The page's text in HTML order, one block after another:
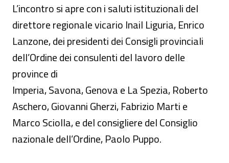
L’incontro si apre con i saluti istituzionali del
direttore regionale vicario Inail Liguria, Enrico
Lanzone, dei presidenti dei Consigli provinciali
dell’Ordine dei consulenti del lavoro delle
province di
Imperia, Savona, Genova e La Spezia, Roberto
Aschero, Giovanni Gherzi, Fabrizio Marti e
Marco Sciolla, e del consigliere del Consiglio
nazionale dell’Ordine, Paolo Puppo.